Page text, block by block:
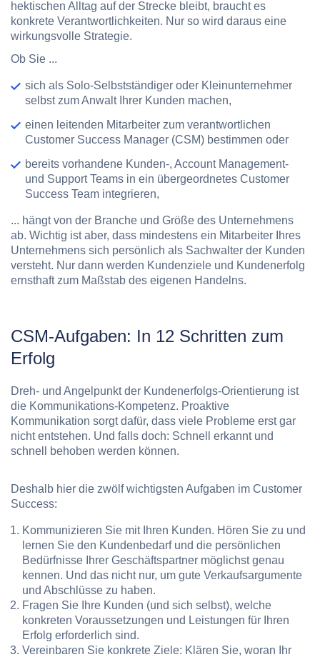
hektischen Alltag auf der Strecke bleibt, braucht es
konkrete Verantwortlichkeiten. Nur so wird daraus eine
wirkungsvolle Strategie.
Ob Sie ...
sich als Solo-Selbstständiger oder Kleinunternehmer
selbst zum Anwalt Ihrer Kunden machen,
einen leitenden Mitarbeiter zum verantwortlichen
Customer Success Manager (CSM) bestimmen oder
bereits vorhandene Kunden-, Account Management-
und Support Teams in ein übergeordnetes Customer
Success Team integrieren,
... hängt von der Branche und Größe des Unternehmens
ab. Wichtig ist aber, dass mindestens ein Mitarbeiter Ihres
Unternehmens sich persönlich als Sachwalter der Kunden
versteht. Nur dann werden Kundenziele und Kundenerfolg
ernsthaft zum Maßstab des eigenen Handelns.
CSM-Aufgaben: In 12 Schritten zum
Erfolg
Dreh- und Angelpunkt der Kundenerfolgs-Orientierung ist
die Kommunikations-Kompetenz. Proaktive
Kommunikation sorgt dafür, dass viele Probleme erst gar
nicht entstehen. Und falls doch: Schnell erkannt und
schnell behoben werden können.
Deshalb hier die zwölf wichtigsten Aufgaben im Customer
Success:
Kommunizieren Sie mit Ihren Kunden. Hören Sie zu und
lernen Sie den Kundenbedarf und die persönlichen
Bedürfnisse Ihrer Geschäftspartner möglichst genau
kennen. Und das nicht nur, um gute Verkaufsargumente
und Abschlüsse zu haben.
Fragen Sie Ihre Kunden (und sich selbst), welche
konkreten Voraussetzungen und Leistungen für Ihren
Erfolg erforderlich sind.
Vereinbaren Sie konkrete Ziele: Klären Sie, woran Ihr